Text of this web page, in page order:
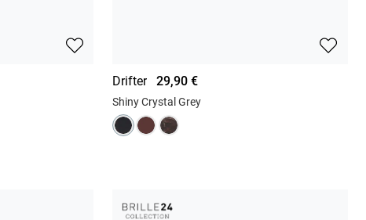
Drifter 29,90 €
Shiny Crystal Grey